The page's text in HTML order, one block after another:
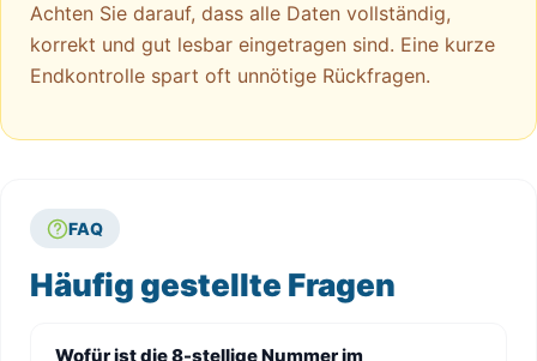
Achten Sie darauf, dass alle Daten vollständig,
korrekt und gut lesbar eingetragen sind. Eine kurze
Endkontrolle spart oft unnötige Rückfragen.
FAQ
Häufig gestellte Fragen
Wofür ist die 8-stellige Nummer im